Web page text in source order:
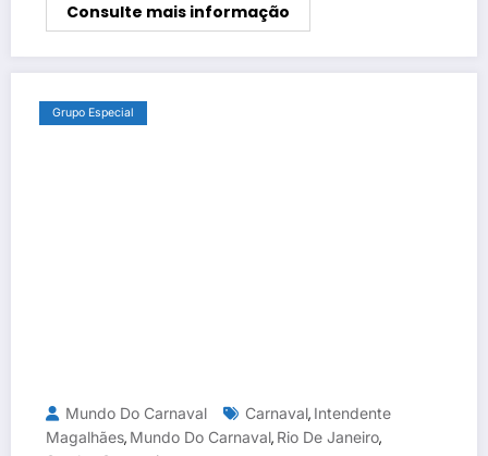
Consulte mais informação
Grupo Especial
Mundo Do Carnaval Carnaval, Intendente
Magalhães, Mundo Do Carnaval, Rio De Janeiro,